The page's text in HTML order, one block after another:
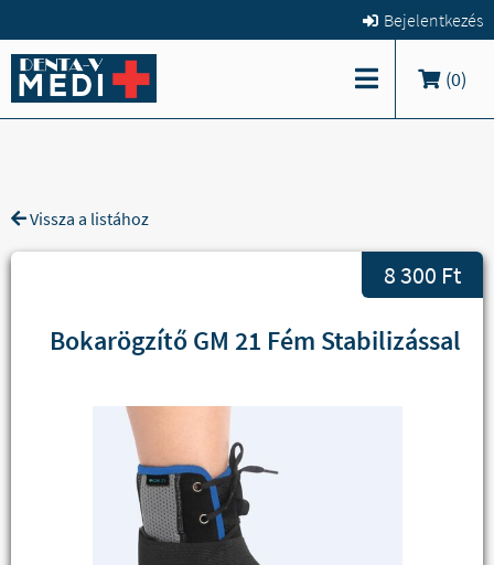
Bejelentkezés
(0)
Vissza a listához
8 300 Ft
Bokarögzítő GM 21 Fém Stabilizással